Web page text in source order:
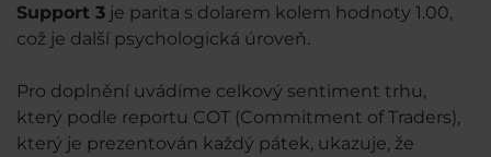
Support 3 je parita s dolarem kolem hodnoty 1.00,
což je další psychologická úroveň.
Pro doplnění uvádíme celkový sentiment trhu,
který podle reportu COT (Commitment of Traders),
který je prezentován každý pátek, ukazuje, že